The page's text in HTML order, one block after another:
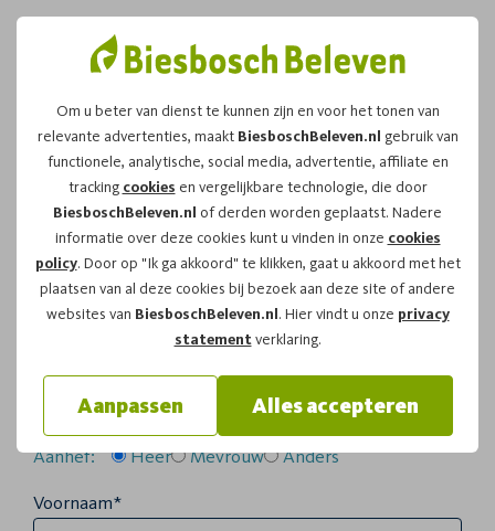
Om u beter van dienst te kunnen zijn en voor het tonen van
relevante advertenties, maakt BiesboschBeleven.nl gebruik van
functionele, analytische, social media, advertentie, affiliate en
tracking cookies en vergelijkbare technologie, die door
BiesboschBeleven.nl of derden worden geplaatst. Nadere
informatie over deze cookies kunt u vinden in onze cookies
policy. Door op "Ik ga akkoord" te klikken, gaat u akkoord met het
plaatsen van al deze cookies bij bezoek aan deze site of andere
websites van BiesboschBeleven.nl. Hier vindt u onze privacy
statementverklaring.
Aanpassen Alles accepteren
Leuk dat u kiest voor dit
arrangement!
Om te reserveren voor de Fluistertochtvaartocht op
zaterdag 15-08-2026om 12:00vragen wij u
onderstaand formulier in te vullen.
Uw gegevens:
Aanhef: Heer Mevrouw Anders
Voornaam*